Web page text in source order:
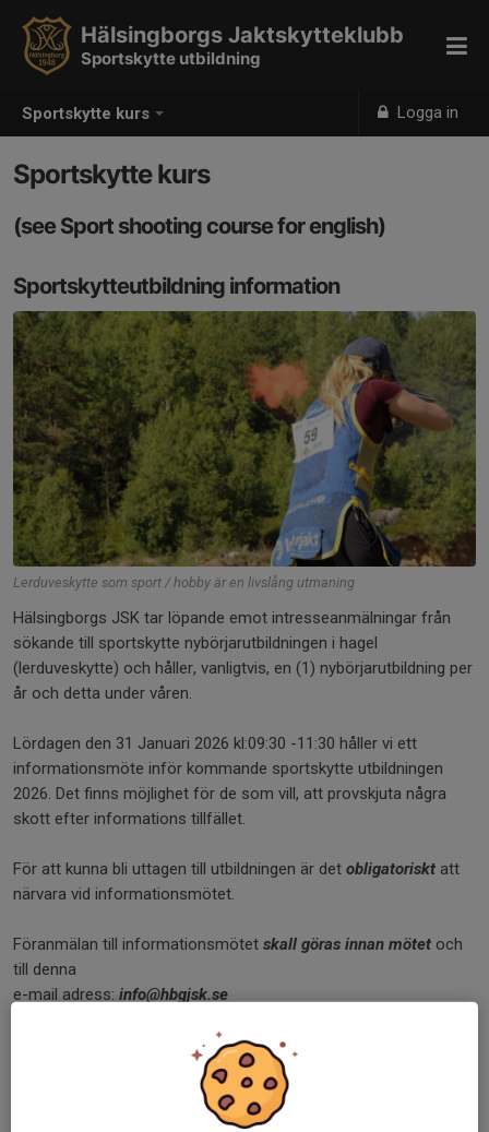
Sportskytte kurs Logga in
Hälsingborgs Jaktskytteklubb
Sportskytte utbildning
Sportskytte kurs
(see Sport shooting course for english)
Sportskytteutbildning information
Lerduveskytte som sport / hobby är en livslång utmaning
Hälsingborgs JSK tar löpande emot intresseanmälningar från
sökande till sportskytte nybörjarutbildningen i hagel
(lerduveskytte) och håller, vanligtvis, en (1) nybörjarutbildning per
år och detta under våren.
Lördagen den 31 Januari 2026 kl:09:30 -11:30 håller vi ett
informationsmöte inför kommande sportskytte utbildningen
2026. Det finns möjlighet för de som vill, att provskjuta några
skott efter informations tillfället.
För att kunna bli uttagen till utbildningen är det obligatoriskt att
närvara vid informationsmötet.
Föranmälan till informationsmötet skall göras innan mötet och
till denna
e-mail adress: info@hbgjsk.se
informationsmötet alltjämt är intresserade
av sportskytteutbildningen skall skriva och skicka in ett
personligt brev/CV innehållande bland annat kompletta person-
och adressuppgifter, ett nytaget fotografi och en redogörelse av